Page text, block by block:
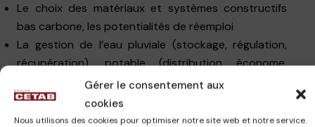
Gérer le consentement aux
cookies
Nous utilisons des cookies pour optimiser notre site web et notre service.
Le choix des matériaux et systèmes constructifs
bas carbone, les potentialités de réemploi
La gestion de l’eau pluviale (stockage, régulation,
récupération), potable (distribution économe,
gestion des consommation et détection des fuites)
et usée (process de traitement intensif et extensif)
Le suivi des consommations et des performances